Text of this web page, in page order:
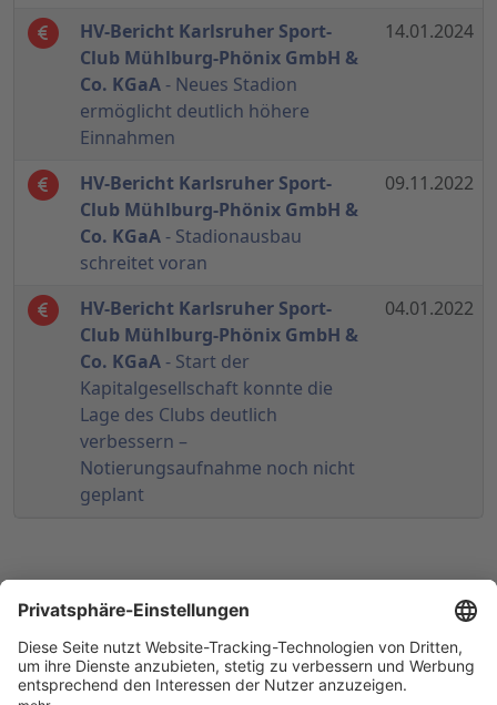
HV-Bericht Karlsruher Sport-
Club Mühlburg-Phönix GmbH &
Co. KGaA - Neues Stadion
ermöglicht deutlich höhere
Einnahmen
14.01.2024
HV-Bericht Karlsruher Sport-
Club Mühlburg-Phönix GmbH &
Co. KGaA- Stadionausbau
schreitet voran
09.11.2022
HV-Bericht Karlsruher Sport-
Club Mühlburg-Phönix GmbH &
Co. KGaA - Start der
Kapitalgesellschaft konnte die
Lage des Clubs deutlich
verbessern –
Notierungsaufnahme noch nicht
geplant
04.01.2022
© 1998-2026by GSC Research GmbH
Datenschutz